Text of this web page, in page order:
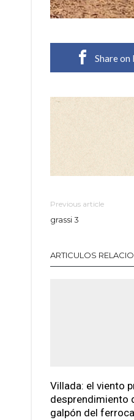
Share on
Previous article
grassi 3
ARTICULOS
Villada: el viento
desprendimiento
galpón del